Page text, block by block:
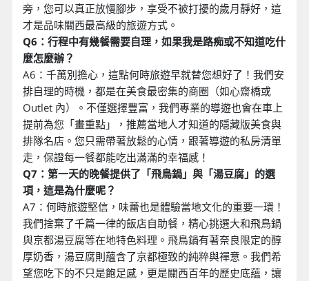
旁，您可以真正放慢腳步，享受不被打擾的歲月靜好，這
才是品味關西最高級的旅遊方式。
Q6：行程中有幾餐需要自理，如果我是路痴或不知道吃什
麼怎麼辦？
A6：千萬別擔心，這點何時旅遊早就替您想好了！我們安
排自理的時機，都是在美食最密集的商圈（如心齋橋或
Outlet 內）。不僅選擇豐富，我們專業的導遊也會在車上
提前為您「畫重點」，推薦當地人才知道的隱藏版美食與
排隊名店。您只需帶著放鬆的心情，跟著導遊的私房清單
走，保證每一餐都能吃出滿滿的幸福感！
Q7：第一天的晚餐提供了「飛鳥鍋」與「湯豆腐」的選
項，這是為什麼呢？
A7：何時旅遊堅信，味蕾也是體驗當地文化的重要一環！
我們捨棄了千篇一律的飯店自助餐，精心挑選大和飛鳥鍋
與京都湯豆腐等在地特色料理。飛鳥鍋有著奈良限定的醇
厚奶香，湯豆腐則蘊含了京都極致的純粹與禪意。我們希
望您吃下的不只是飽足感，更是關西百年的歷史底蘊，讓